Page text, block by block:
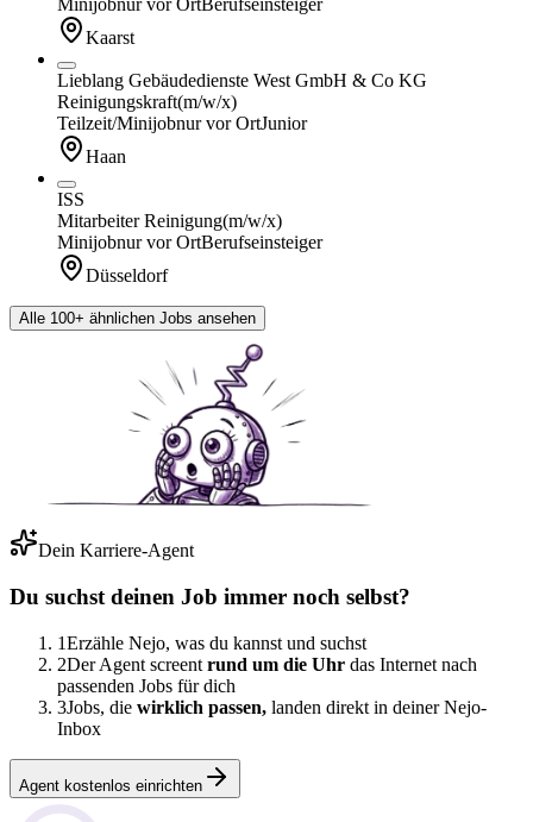
Minijobnur vor OrtBerufseinsteiger
Kaarst
Lieblang Gebäudedienste West GmbH & Co KG
Reinigungskraft(m/w/x)
Teilzeit/Minijobnur vor OrtJunior
Haan
ISS
Mitarbeiter Reinigung(m/w/x)
Minijobnur vor OrtBerufseinsteiger
Düsseldorf
Alle 100+ ähnlichen Jobs ansehen
Dein Karriere-Agent
Du suchst deinen Job immer noch selbst?
1Erzähle Nejo, was du kannst und suchst
2Der Agent screent rund um die Uhr das Internet nach
passenden Jobs für dich
3Jobs, die wirklich passen, landen direkt in deiner Nejo-
Inbox
Agent kostenlos einrichten